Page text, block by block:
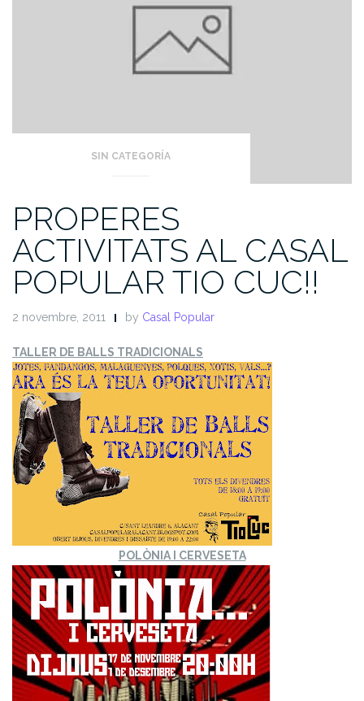
SIN CATEGORÍA
PROPERES
ACTIVITATS AL CASAL
POPULAR TIO CUC!!
2 novembre, 2011 by Casal Popular
TALLER DE BALLS TRADICIONALS
POLÒNIA I CERVESETA